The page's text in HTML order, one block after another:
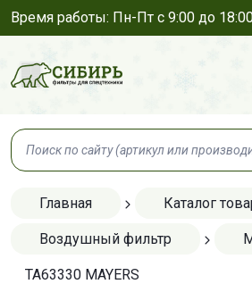
Время работы: Пн-Пт с 9:00 до
Главная Каталог
Воздушный фильтр
TA63330 MAYERS